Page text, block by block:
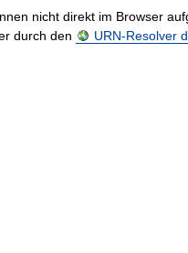
nicht direkt im Browser
durch den
URN-Resolver